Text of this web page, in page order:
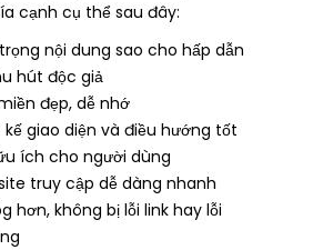
cạnh cụ thể sau đây:
nội dung sao cho hấp dẫn
hút độc giả
đẹp, dễ nhớ
kế giao diện và điều hướng tốt
ích cho người dùng
truy cập dễ dàng nhanh
hơn, không bị lỗi link hay lỗi